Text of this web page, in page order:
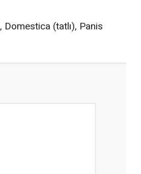
Domestica (tatlı), Panis